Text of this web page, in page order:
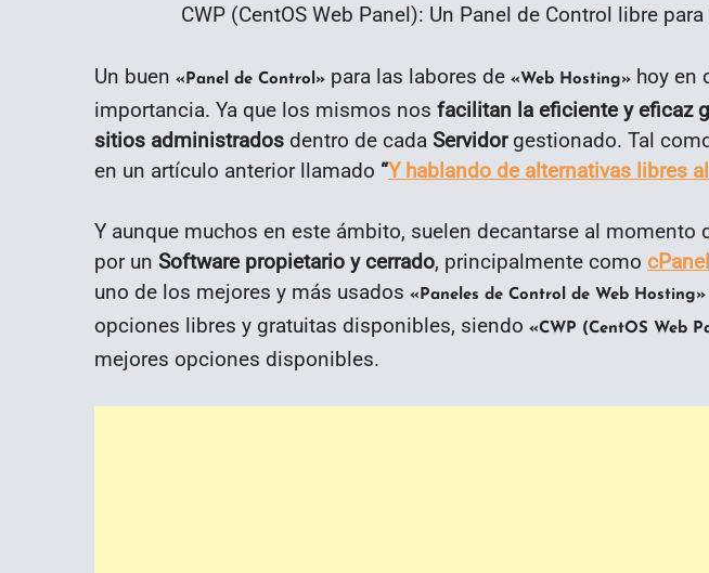
CWP (CentOS Web Panel): Un Panel de Control libre
Un buen «Panel de Control» para las labores de «Web Hosting» hoy en
importancia. Ya que los mismos nos facilitan la eficiente y eficaz
sitios administrados dentro de cada Servidorgestionado. Tal
en un artículo anterior llamado “Y hablando de alternativas libres
Y aunque muchos en este ámbito, suelen decantarse al momento
por un Software propietario y cerrado, principalmente como cPanel
uno de los mejores y más usados «Paneles de Control de Web Hosting»
opciones libres y gratuitas disponibles, siendo «CWP (CentOS Web
mejores opciones disponibles.